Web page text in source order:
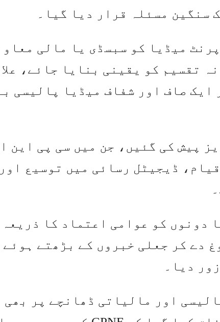
سنگین مسئلہ قرار دیا گیا۔
میڈیا کو سبسڈی یا مالی
تقسیم کو یقینی بنایا جائے،
ایک صاف اور شفاف میڈیا پالیسی
پیش کی گئیں، جن میں سی پی این
ڈیجیٹل رسائی میں توسیع اور
دونوں کو عوامی اعتماد کا ذریعہ
دے کر جعلی خبروں کے بڑھتے ہوئے
دیا۔
اور مالیاتی ڈھانچے پر بھی